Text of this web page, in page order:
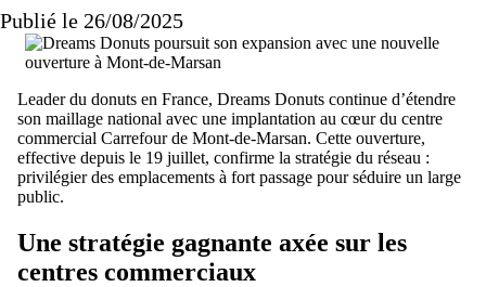
Publié le 26/08/2025
Leader du donuts en France, Dreams Donuts continue d’étendre
son maillage national avec une implantation au cœur du centre
commercial Carrefour de Mont-de-Marsan. Cette ouverture,
effective depuis le 19 juillet, confirme la stratégie du réseau :
privilégier des emplacements à fort passage pour séduire un large
public.
Une stratégie gagnante axée sur les
centres commerciaux